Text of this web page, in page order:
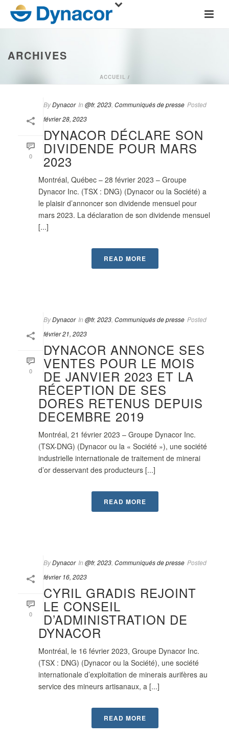
ARCHIVES
ACCUEIL /
0
ByDynacor In @fr, 2023 Communiqués de presse Posted
février 28, 2023
DYNACOR DÉCLARE SON
DIVIDENDE POUR MARS
2023
Montréal, Québec – 28 février 2023 – Groupe
Dynacor Inc. (TSX : DNG) (Dynacor ou la Société) a
le plaisir d’annoncer son dividende mensuel pour
mars 2023. La déclaration de son dividende mensuel
[...]
READ MORE
0
ByDynacor In @fr, 2023 Communiqués de presse Posted
février 21, 2023
DYNACOR ANNONCE SES
VENTES POUR LE MOIS
DE JANVIER 2023 ET LA
RÉCEPTION DE SES
DORES RETENUS DEPUIS
DECEMBRE 2019
Montréal, 21 février 2023 – Groupe Dynacor Inc.
(TSX-DNG) (Dynacor ou la « Société »), une société
industrielle internationale de traitement de minerai
d’or desservant des producteurs [...]
READ MORE
0
ByDynacor In @fr, 2023 Communiqués de presse Posted
février 16, 2023
CYRIL GRADIS REJOINT
LE CONSEIL
D’ADMINISTRATION DE
DYNACOR
Montréal, le 16 février 2023, Groupe Dynacor Inc.
(TSX : DNG) (Dynacor ou la Société), une société
internationale d’exploitation de minerais aurifères au
service des mineurs artisanaux, a [...]
READ MORE